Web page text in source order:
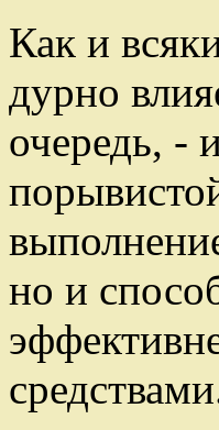
Как и
дурно
очередь, -
но и